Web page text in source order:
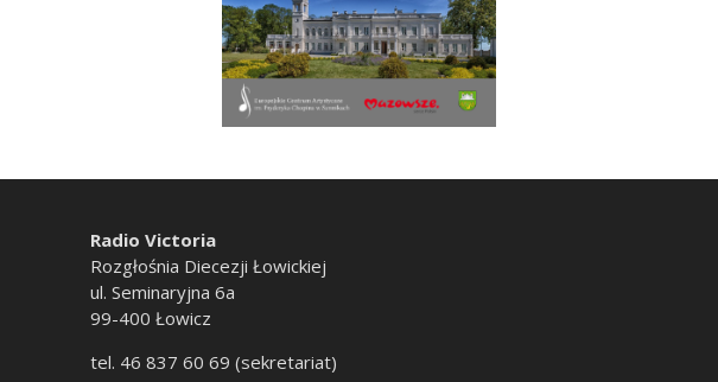
Radio Victoria
Rozgłośnia Diecezji Łowickiej
ul. Seminaryjna 6a
99-400 Łowicz
tel. 46 837 60 69 (sekretariat)